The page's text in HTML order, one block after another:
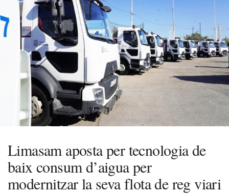
Limasam aposta per tecnologia de
baix consum d’aigua per
modernitzar la seva flota de reg viari